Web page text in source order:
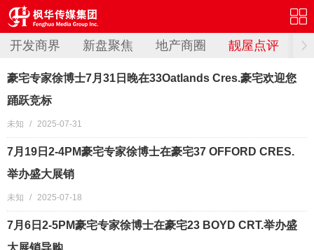
开发商界 新盘聚焦 地产商圈 靓屋点评
豪宅专家徐博士7月31日晚在33Oatlands Cres.豪宅欢迎您
踊跃竞标
未知 / 2025-07-31
7月19日2-4PM豪宅专家徐博士在豪宅37 OFFORD CRES.
举办盛大展销
未知 / 2025-07-18
7月6日2-5PM豪宅专家徐博士在豪宅23 BOYD CRT.举办盛
大展销导购